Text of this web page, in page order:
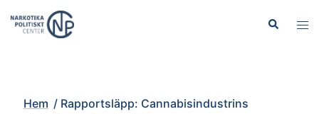
Sök
Slå
Hem / Rapportsläpp: Cannabisindustrins